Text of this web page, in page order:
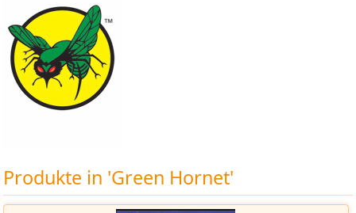
Produkte in 'Green Hornet'